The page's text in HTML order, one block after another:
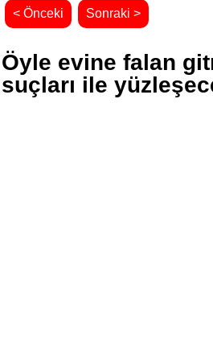
< Önceki Sonraki >
Öyle evine falan
suçları ile